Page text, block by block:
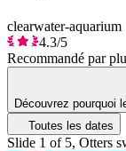
clearwater-aquarium
4.3/5
Recommandé par
Découvrez pourquoi
Toutes les dates
Slide 1 of 5, Otters